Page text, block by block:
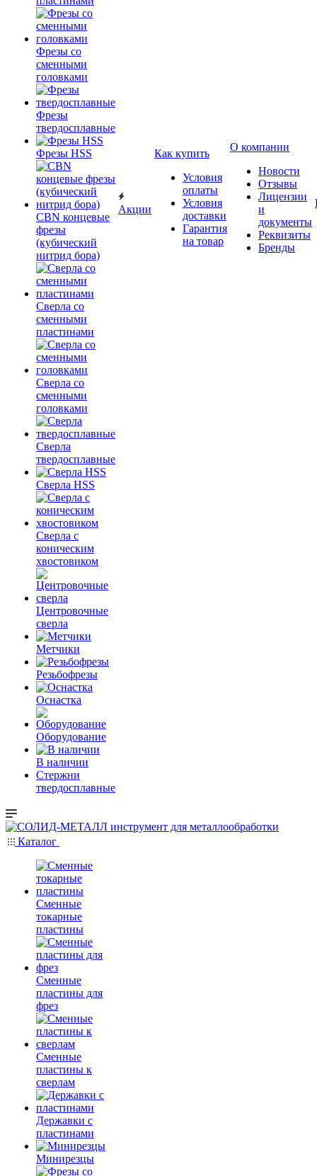
Фрезы со
сменными
головками
Фрезы
твердосплавные
Фрезы HSS
CBN концевые
фрезы
(кубический
нитрид бора)
Сверла со
сменными
пластинами
Сверла со
сменными
головками
Сверла
твердосплавные
Сверла HSS
Сверла с
коническим
хвостовиком
Центровочные
сверла
Метчики
Резьбофрезы
Оснастка
Оборудование
В наличии
Стержни
твердосплавные
Акции
Как купить
Условия
оплаты
Условия
доставки
Гарантия
на товар
О компании
Новости
Отзывы
Лицензии
и
документы
Реквизиты
Бренды
Каталог
Сменные
токарные
пластины
Сменные
пластины для
фрез
Сменные
пластины к
сверлам
Державки с
пластинами
Минирезцы